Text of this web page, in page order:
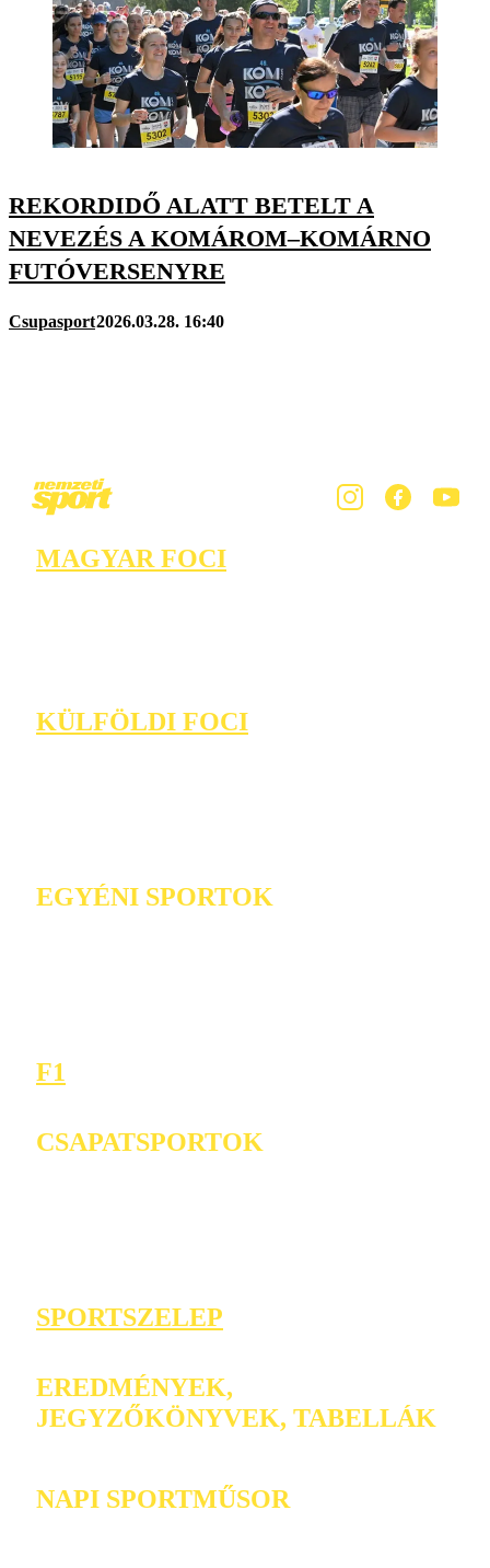
REKORDIDŐ ALATT BETELT A
NEVEZÉS A KOMÁROM–KOMÁRNO
FUTÓVERSENYRE
Csupasport2026.03.28. 16:40
MAGYAR FOCI
KÜLFÖLDI FOCI
EGYÉNI SPORTOK
F1
CSAPATSPORTOK
SPORTSZELEP
EREDMÉNYEK,
JEGYZŐKÖNYVEK, TABELLÁK
NAPI SPORTMŰSOR